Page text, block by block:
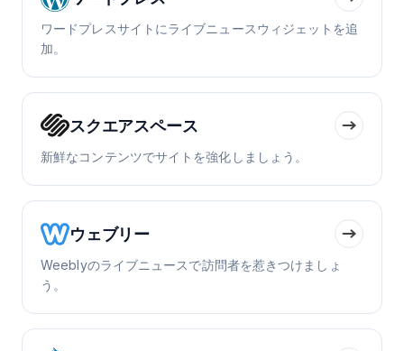
ワードプレスサイトにライブニュースウィジェットを追
加。
スクエアスペース
新鮮なコンテンツでサイトを強化しましょう。
ウェブリー
Weeblyのライブニュースで訪問者を惹きつけましょ
う。